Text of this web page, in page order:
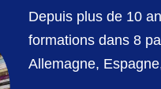
Depuis plus de 10
formations dans 8
Allemagne,